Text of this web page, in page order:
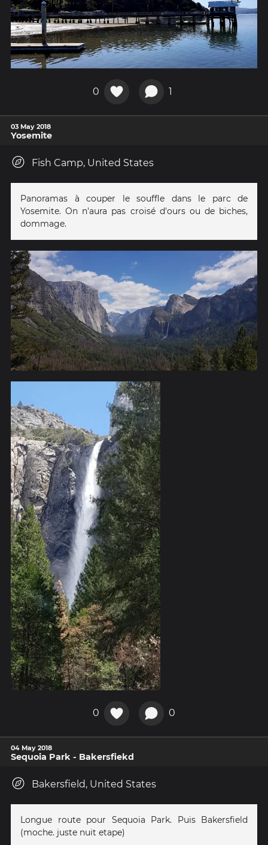
0 1
03 May 2018
Yosemite
Fish Camp, United States
Panoramas à couper le souffle dans le parc de
Yosemite. On n'aura pas croisé d'ours ou de biches,
dommage.
0 0
04 May 2018
Sequoia Park - Bakersfiekd
Bakersfield, United States
Longue route pour Sequoia Park. Puis Bakersfield
(moche. juste nuit etape)